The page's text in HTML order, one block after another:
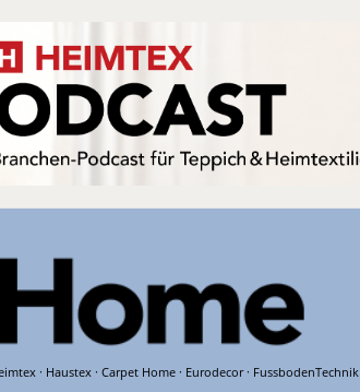
· Haustex · Carpet Home · Eurodecor ·